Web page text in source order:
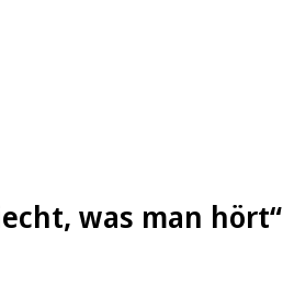
was man hört“